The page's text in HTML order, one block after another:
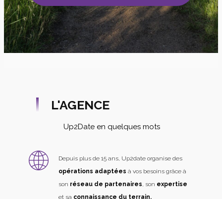
L'AGENCE
Up2Date en quelques mots
Depuis plus de 15 ans, Up2date organise des
opérations adaptées à vos besoins grâce à
son réseau de partenaires, son expertise
et sa connaissance du terrain.